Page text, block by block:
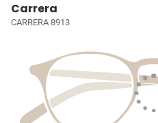
Carrera
CARRERA 8913